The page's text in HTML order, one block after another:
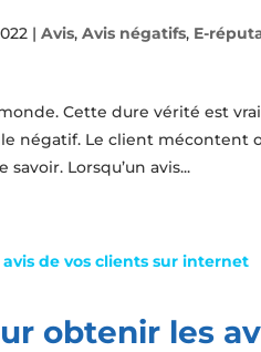
|Avis,Avis négatifs, E-
Cette dure vérité est
négatif. Le client mécontent
Lorsqu’un avis...
obtenir les